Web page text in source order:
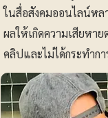
ในสื่อสังคมออนไลน์หล
ผลให้เกิดความเสียหา
คลิปและไม่ได้กระทำก